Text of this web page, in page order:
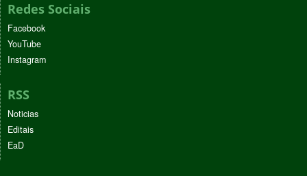
Redes Sociais
Facebook
YouTube
Instagram
RSS
Noticias
Editais
EaD